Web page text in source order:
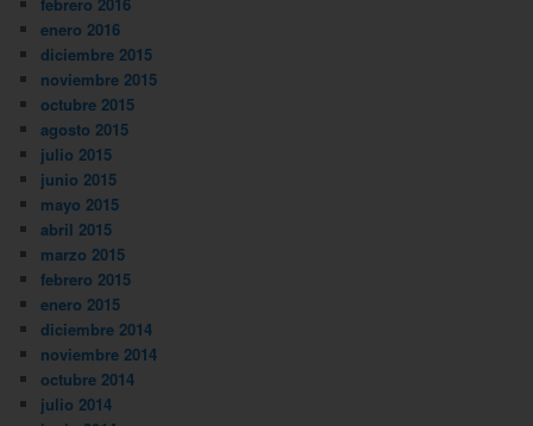
febrero 2016
enero 2016
diciembre 2015
noviembre 2015
octubre 2015
agosto 2015
julio 2015
junio 2015
mayo 2015
abril 2015
marzo 2015
febrero 2015
enero 2015
diciembre 2014
noviembre 2014
octubre 2014
julio 2014